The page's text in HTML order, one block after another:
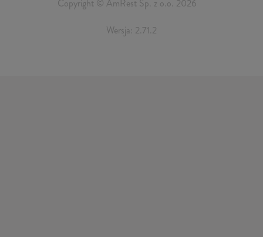
Copyright © AmRest Sp. z o.o. 2026
Wersja: 2.71.2